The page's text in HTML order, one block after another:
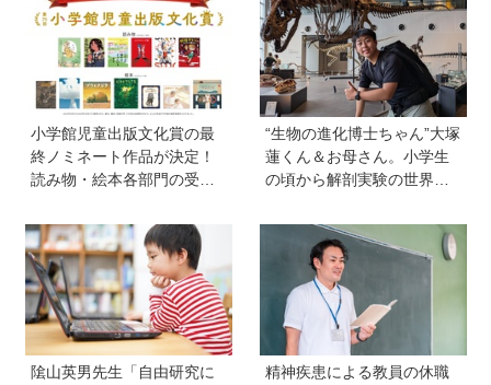
で使うポイントとは？
は
小学館児童出版文化賞の最
終ノミネート作品が決定！
読み物・絵本各部門の受賞
“生物の進化博士ちゃん”大塚
蓮くん＆お母さん。小学生
の頃から解剖実験の世界に
近いワニを研究。「興味の
種まきはエンタメから」
隂山英男先生「自由研究に
精神疾患による教員の休職